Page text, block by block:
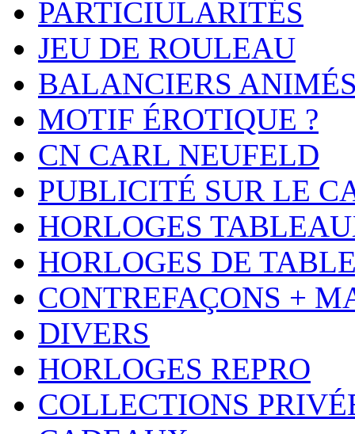
PARTICIULARITÉS
JEU DE ROULEAU
BALANCIERS
MOTIF ÉROTIQUE ?
CN CARL NEUFELD
PUBLICITÉ SUR LE
HORLOGES
HORLOGES DE
CONTREFAÇONS +
DIVERS
HORLOGES REPRO
COLLECTIONS